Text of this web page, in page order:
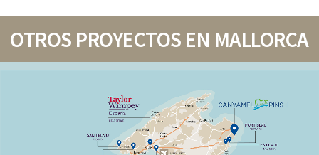
OTROS PROYECTOS EN MALLORCA